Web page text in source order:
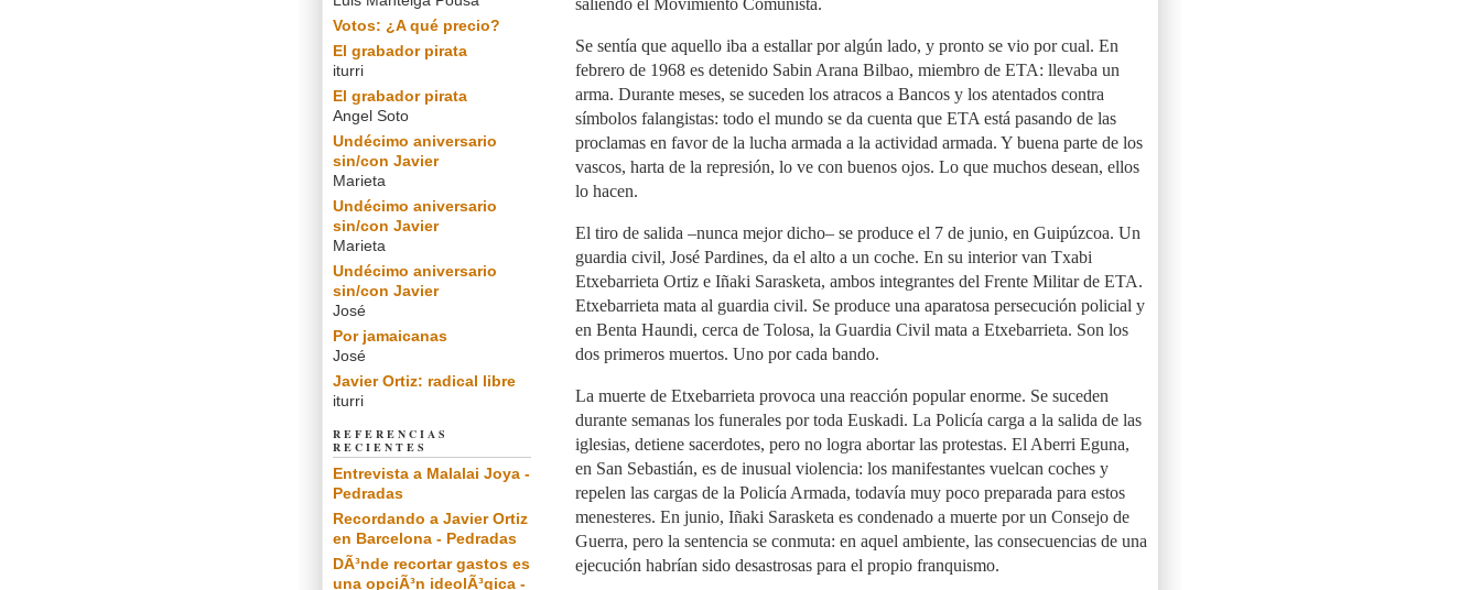
saliendo el Movimiento Comunista.
Se sentía que aquello iba a estallar por algún lado, y pronto se vio por cual. En
febrero de 1968 es detenido Sabin Arana Bilbao, miembro de ETA: llevaba un
arma. Durante meses, se suceden los atracos a Bancos y los atentados contra
símbolos falangistas: todo el mundo se da cuenta que ETA está pasando de las
proclamas en favor de la lucha armada a la actividad armada. Y buena parte de los
vascos, harta de la represión, lo ve con buenos ojos. Lo que muchos desean, ellos
lo hacen.
El tiro de salida –nunca mejor dicho– se produce el 7 de junio, en Guipúzcoa. Un
guardia civil, José Pardines, da el alto a un coche. En su interior van Txabi
Etxebarrieta Ortiz e Iñaki Sarasketa, ambos integrantes del Frente Militar de ETA.
Etxebarrieta mata al guardia civil. Se produce una aparatosa persecución policial y
en Benta Haundi, cerca de Tolosa, la Guardia Civil mata a Etxebarrieta. Son los
dos primeros muertos. Uno por cada bando.
La muerte de Etxebarrieta provoca una reacción popular enorme. Se suceden
durante semanas los funerales por toda Euskadi. La Policía carga a la salida de las
iglesias, detiene sacerdotes, pero no logra abortar las protestas. El Aberri Eguna,
en San Sebastián, es de inusual violencia: los manifestantes vuelcan coches y
repelen las cargas de la Policía Armada, todavía muy poco preparada para estos
menesteres. En junio, Iñaki Sarasketa es condenado a muerte por un Consejo de
Guerra, pero la sentencia se conmuta: en aquel ambiente, las consecuencias de una
ejecución habrían sido desastrosas para el propio franquismo.
Votos: ¿A qué precio?
El grabador pirata
iturri
El grabador pirata
Angel Soto
Undécimo aniversario
sin/con Javier
Marieta
Undécimo aniversario
sin/con Javier
Marieta
Undécimo aniversario
sin/con Javier
José
Por jamaicanas
José
Javier Ortiz: radical libre
iturri
REFERENCIAS
RECIENTES
Entrevista a Malalai Joya -
Pedradas
Recordando a Javier Ortiz
en Barcelona - Pedradas
DÃ³nde recortar gastos es
una opciÃ³n ideolÃ³gica -